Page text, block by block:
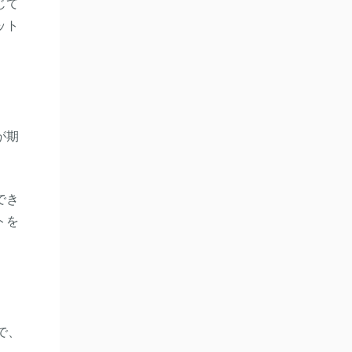
ト
期
き
を